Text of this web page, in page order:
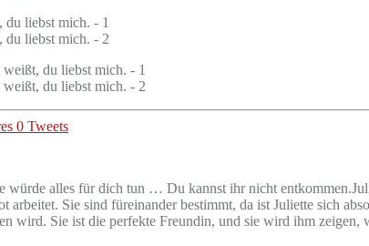
0 Tweets
würde alles für dich tun … Du kannst ihr nicht
arbeitet. Sie sind füreinander bestimmt, da ist Juliette sich
wird. Sie ist die perfekte Freundin, und sie wird ihm